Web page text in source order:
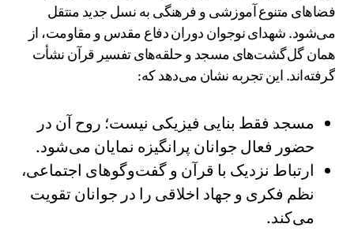
فضاهای متنوع آموزشی و فرهنگی به نسل جدید منتقل
می‌شود. شهدای نوجوان دوران دفاع مقدس و مقاومت، از
همان گل‌گشت‌های مسجد و حلقه‌های تفسیر قرآن نشأت
گرفته‌اند. این تجربه نشان می‌دهد که:
مسجد فقط بنایی فیزیکی نیست؛ روح آن در
حضور فعال جوانان پرانگیزه نمایان می‌شود.
ارتباط نزدیک با قرآن و گفت‌وگوهای اجتماعی،
نظم فکری و جهاد اخلاقی را در جوانان تقویت
می‌کند.